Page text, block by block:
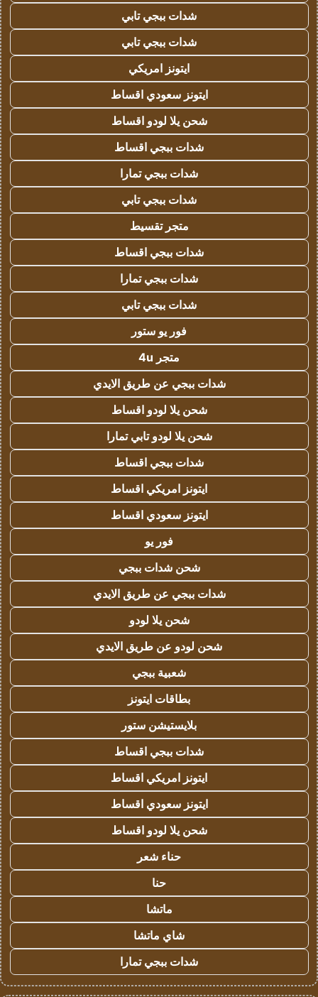
شدات ببجي تابي
شدات ببجي تابي
ايتونز امريكي
ايتونز سعودي اقساط
شحن يلا لودو اقساط
شدات ببجي اقساط
شدات ببجي تمارا
شدات ببجي تابي
متجر تقسيط
شدات ببجي اقساط
شدات ببجي تمارا
شدات ببجي تابي
فور يو ستور
متجر 4u
شدات ببجي عن طريق الايدي
شحن يلا لودو اقساط
شحن يلا لودو تابي تمارا
شدات ببجي اقساط
ايتونز امريكي اقساط
ايتونز سعودي اقساط
فور يو
شحن شدات ببجي
شدات ببجي عن طريق الايدي
شحن يلا لودو
شحن لودو عن طريق الايدي
شعبية ببجي
بطاقات ايتونز
بلايستيشن ستور
شدات ببجي اقساط
ايتونز امريكي اقساط
ايتونز سعودي اقساط
شحن يلا لودو اقساط
حناء شعر
حنا
ماتشا
شاي ماتشا
شدات ببجي تمارا